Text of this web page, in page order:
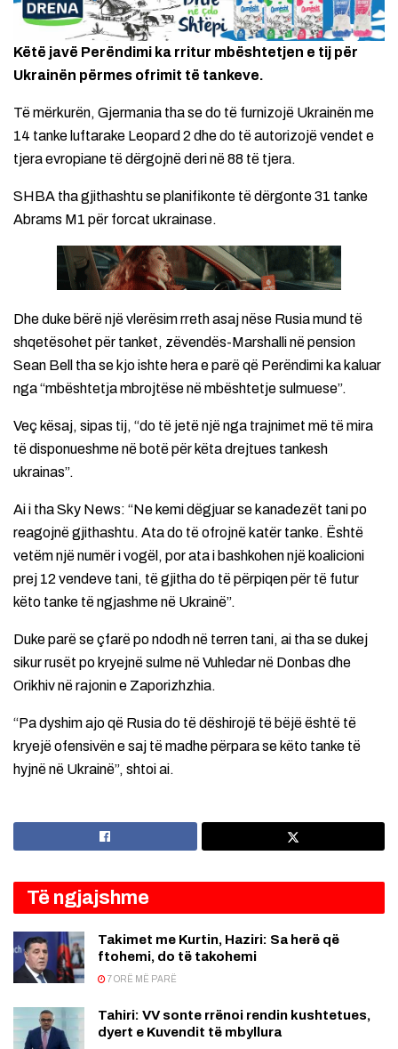
Këtë javë Perëndimi ka rritur mbështetjen e tij për
Ukrainën përmes ofrimit të tankeve.
Të mërkurën, Gjermania tha se do të furnizojë Ukrainën me
14 tanke luftarake Leopard 2 dhe do të autorizojë vendet e
tjera evropiane të dërgojnë deri në 88 të tjera.
SHBA tha gjithashtu se planifikonte të dërgonte 31 tanke
Abrams M1 për forcat ukrainase.
Dhe duke bërë një vlerësim rreth asaj nëse Rusia mund të
shqetësohet për tanket, zëvendës-Marshalli në pension
Sean Bell tha se kjo ishte hera e parë që Perëndimi ka kaluar
nga “mbështetja mbrojtëse në mbështetje sulmuese”.
Veç kësaj, sipas tij, “do të jetë një nga trajnimet më të mira
të disponueshme në botë për këta drejtues tankesh
ukrainas”.
Ai i tha Sky News: “Ne kemi dëgjuar se kanadezët tani po
reagojnë gjithashtu. Ata do të ofrojnë katër tanke. Është
vetëm një numër i vogël, por ata i bashkohen një koalicioni
prej 12 vendeve tani, të gjitha do të përpiqen për të futur
këto tanke të ngjashme në Ukrainë”.
Duke parë se çfarë po ndodh në terren tani, ai tha se dukej
sikur rusët po kryejnë sulme në Vuhledar në Donbas dhe
Orikhiv në rajonin e Zaporizhzhia.
“Pa dyshim ajo që Rusia do të dëshirojë të bëjë është të
kryejë ofensivën e saj të madhe përpara se këto tanke të
hyjnë në Ukrainë”, shtoi ai.
Të ngjajshme
Takimet me Kurtin, Haziri: Sa herë që
ftohemi, do të takohemi
7 ORË MË PARË
Tahiri: VV sonte rrënoi rendin kushtetues,
dyert e Kuvendit të mbyllura